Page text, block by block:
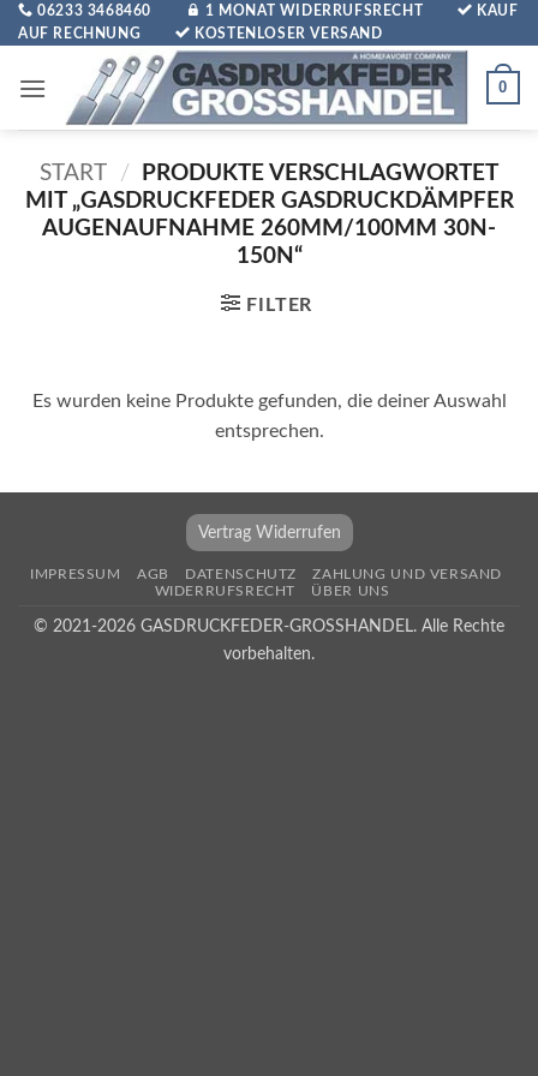
Zum
Inhalt
06233 3468460 1 MONAT WIDERRUFSRECHT
KAUF
AUF RECHNUNG
KOSTENLOSER VERSAND
0
START /
PRODUKTE VERSCHLAGWORTET
MIT „GASDRUCKFEDER GASDRUCKDÄMPFER
AUGENAUFNAHME 260MM/100MM 30N-
150N“
FILTER
Es wurden keine Produkte gefunden, die deiner Auswahl
entsprechen.
Vertrag Widerrufen
IMPRESSUM AGB DATENSCHUTZ
ZAHLUNG UND VERSAND
WIDERRUFSRECHT
ÜBER UNS
© 2021-2026 GASDRUCKFEDER-GROSSHANDEL. Alle Rechte
vorbehalten.